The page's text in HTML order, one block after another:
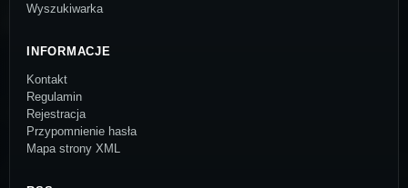
Wyszukiwarka
INFORMACJE
Kontakt
Regulamin
Rejestracja
Przypomnienie hasła
Mapa strony XML